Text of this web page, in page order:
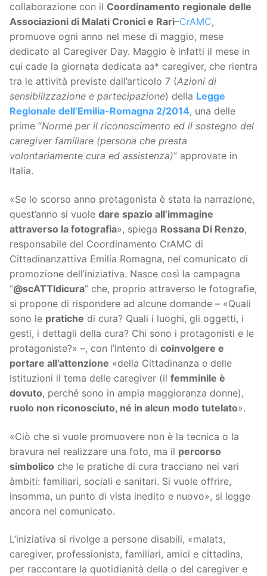
collaborazione con il Coordinamento regionale delle
Associazioni di Malati Cronici e Rari–CrAMC,
promuove ogni anno nel mese di maggio, mese
dedicato al Caregiver Day. Maggio è infatti il mese in
cui cade la giornata dedicata aз* caregiver, che rientra
tra le attività previste dall’articolo 7 (Azioni di
sensibilizzazione e partecipazione) della Legge
Regionale dell’Emilia-Romagna 2/2014, una delle
prime “Norme per il riconoscimento ed il sostegno del
caregiver familiare (persona che presta
volontariamente cura ed assistenza)” approvate in
Italia.
«Se lo scorso anno protagonista è stata la narrazione,
quest’anno si vuole dare spazio all’immagine
attraverso la fotografia», spiega Rossana Di Renzo,
responsabile del Coordinamento CrAMC di
Cittadinanzattiva Emilia Romagna, nel comunicato di
promozione dell’iniziativa. Nasce così la campagna
“@scATTIdicura” che, proprio attraverso le fotografie,
si propone di rispondere ad alcune domande – «Quali
sono le pratiche di cura? Quali i luoghi, gli oggetti, i
gesti, i dettagli della cura? Chi sono i protagonisti e le
protagoniste?» –, con l’intento di coinvolgere e
portare all’attenzione «della Cittadinanza e delle
Istituzioni il tema delle caregiver (il femminile è
dovuto, perché sono in ampia maggioranza donne),
ruolo non riconosciuto, né in alcun modo tutelato».
«Ciò che si vuole promuovere non è la tecnica o la
bravura nel realizzare una foto, ma il percorso
simbolico che le pratiche di cura tracciano nei vari
àmbiti: familiari, sociali e sanitari. Si vuole offrire,
insomma, un punto di vista inedito e nuovo», si legge
ancora nel comunicato.
L’iniziativa si rivolge a persone disabili, «malatз,
caregiver, professionistз, familiari, amici e cittadinз,
per raccontare la quotidianità della o del caregiver e